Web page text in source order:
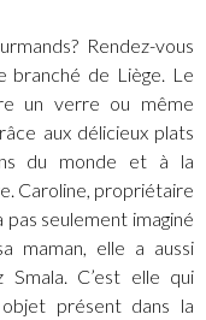
Rendez-vous
branché de Liège. Le
un verre ou même
aux délicieux plats
du monde et à la
Caroline, propriétaire
pas seulement imaginé
maman, elle a aussi
C’est elle qui
présent dans la